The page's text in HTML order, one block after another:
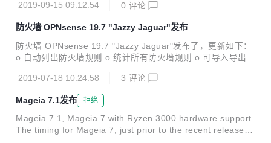
幕遮挡 修复了 PXE 服务器脚本 '/usr/bin/pxe'，如果配置了多
changelog.php
2019-09-15 09:12:54 0 评论
防火墙 OPNsense 19.7 "Jazzy Jaguar"发布
防火墙 OPNsense 19.7 "Jazzy Jaguar"发布了，更新如下：
o 自动列出防火墙规则 o 统计所有防火墙规则 o 可导入导出 A
火墙规则定位器 o 可重写网关处理和交换 o 通过系统日志ng
进行远程日志记录 o 支持LDAP组同步 o 支持证书签名请求 o
基于路由的IPSec支持（VTI） o 支持别名、vhid和小部件的x
mlrpc同步 o 支持未绑定主机覆盖别名 o 使用PAM的Web代理
和IPSec身份验证 o 父Web代理支持 o 通过组的Web代理登
录权限 o 提高了opnsense补丁的可...
2019-07-18 10:24:58 3 评论
Mageia 7.1发布 拒绝
Mageia 7.1, Mageia 7 with Ryzen 3000 hardware support
The timing for Mageia 7, just prior to the recent release of